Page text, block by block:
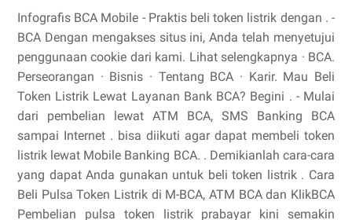
Infografis BCA Mobile - Praktis beli token listrik dengan . -
BCA Dengan mengakses situs ini, Anda telah menyetujui
penggunaan cookie dari kami. Lihat selengkapnya · BCA.
Perseorangan · Bisnis · Tentang BCA · Karir. Mau Beli
Token Listrik Lewat Layanan Bank BCA? Begini . - Mulai
dari pembelian lewat ATM BCA, SMS Banking BCA
sampai Internet . bisa diikuti agar dapat membeli token
listrik lewat Mobile Banking BCA. . Demikianlah cara-cara
yang dapat Anda gunakan untuk beli token listrik . Cara
Beli Pulsa Token Listrik di M-BCA, ATM BCA dan KlikBCA
Pembelian pulsa token listrik prabayar kini semakin